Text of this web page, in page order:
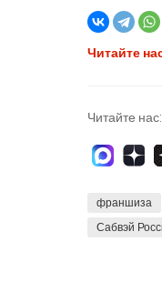
Читайте
Читайте нас:
франшиза
Сабвэй